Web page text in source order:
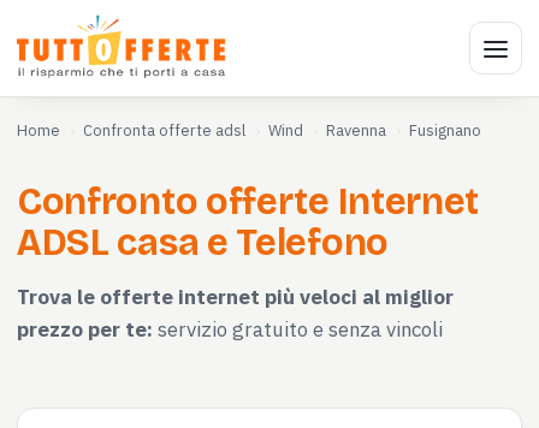
Home Confronta offerte adsl Wind Ravenna Fusignano
Confronto offerte Internet
ADSL casa e Telefono
Trova le offerte internet più veloci al miglior
prezzo per te: servizio gratuito e senza vincoli